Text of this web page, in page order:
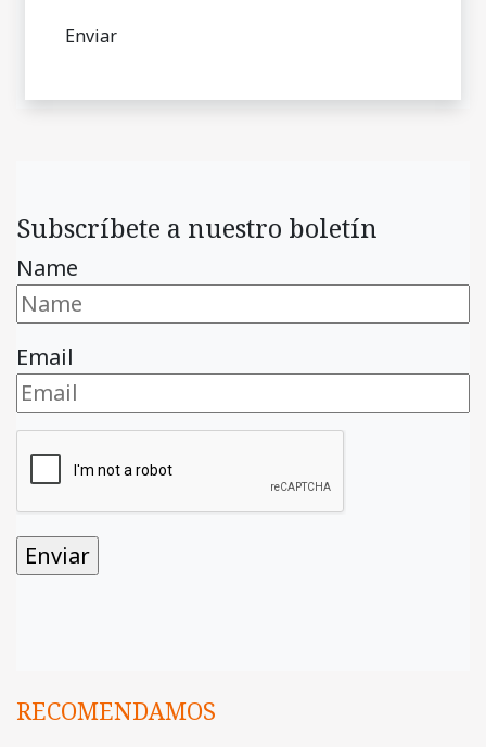
Subscríbete a nuestro boletín
Name
Email
RECOMENDAMOS